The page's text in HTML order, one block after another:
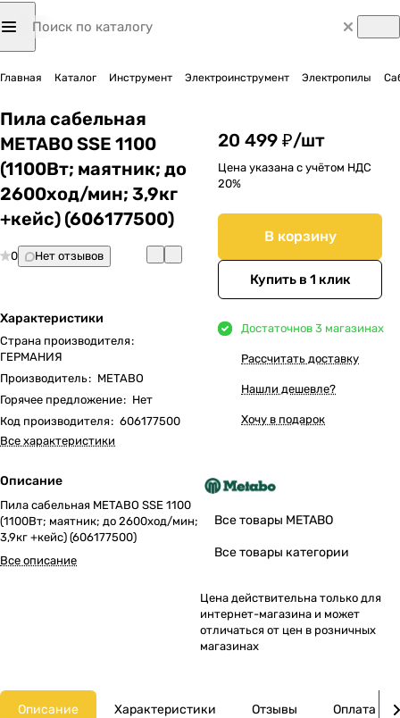
Главная Каталог Инструмент Электроинструмент Электропилы
Пила сабельная
METABO SSE 1100
(1100Вт; маятник; до
2600ход/мин; 3,9кг
+кейс) (606177500)
0 Нет отзывов
Характеристики
Страна производителя:
ГЕРМАНИЯ
Производитель: METABO
Горячее предложение: Нет
Код производителя: 606177500
Все характеристики
Описание
Пила сабельная METABO SSE 1100
(1100Вт; маятник; до 2600ход/мин;
3,9кг +кейс) (606177500)
Все описание
20 499 ₽/шт
Цена указана с учётом НДС
20%
В корзину
Купить в 1 клик
Достаточнов 3 магазинах
Рассчитать доставку
Нашли дешевле?
Хочу в подарок
Все товары METABO
Все товары категории
Цена действительна только для
интернет-магазина и может
отличаться от цен в розничных
магазинах
Описание Характеристики Отзывы Оплата